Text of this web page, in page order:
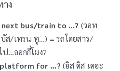
ง
next bus/train to …? (วอท
ส/เทรน ทู…) = รถโดยสาร/
…ออกกี่โมง?
for …? (อิส ดิส เดอะ